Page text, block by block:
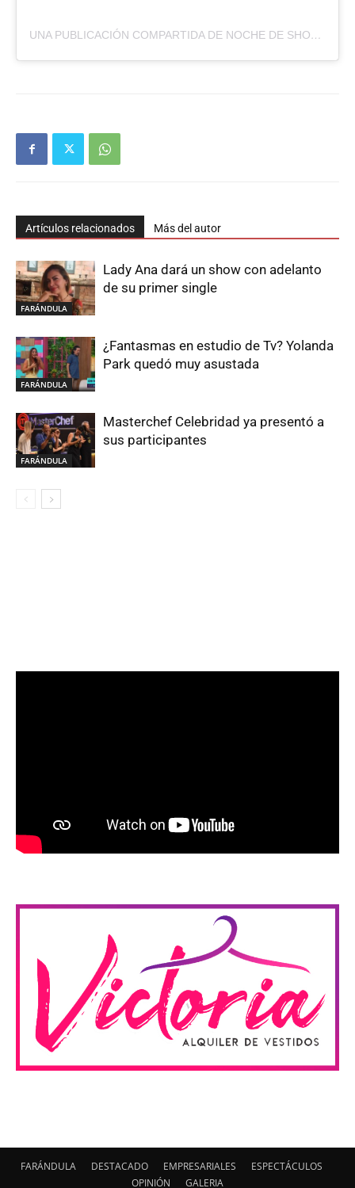
UNA PUBLICACIÓN COMPARTIDA DE NOCHE DE SHOW (@NOCHEDESHOWPY)
Artículos relacionados Más del autor
FARÁNDULA
Lady Ana dará un show con adelanto
de su primer single
FARÁNDULA
¿Fantasmas en estudio de Tv? Yolanda
Park quedó muy asustada
FARÁNDULA
Masterchef Celebridad ya presentó a
sus participantes
FARÁNDULA DESTACADO EMPRESARIALES
ESPECTÁCULOS
OPINIÓN
GALERIA